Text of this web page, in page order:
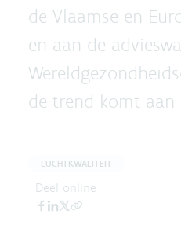
de Vlaamse en
en aan de
de trend komt aan
LUCHTKWALITEIT
Deel online